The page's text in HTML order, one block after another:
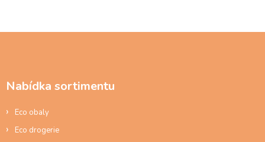
n
Nabídka sortimentu
Eco obaly
Eco drogerie